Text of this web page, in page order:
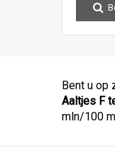
Bent u op
Aaltjes F
mln/100